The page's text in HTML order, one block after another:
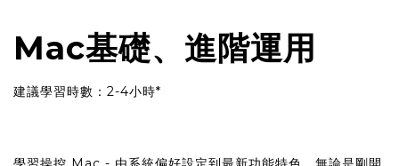
Mac基礎、進階運用
建議學習時數：2-4小時*